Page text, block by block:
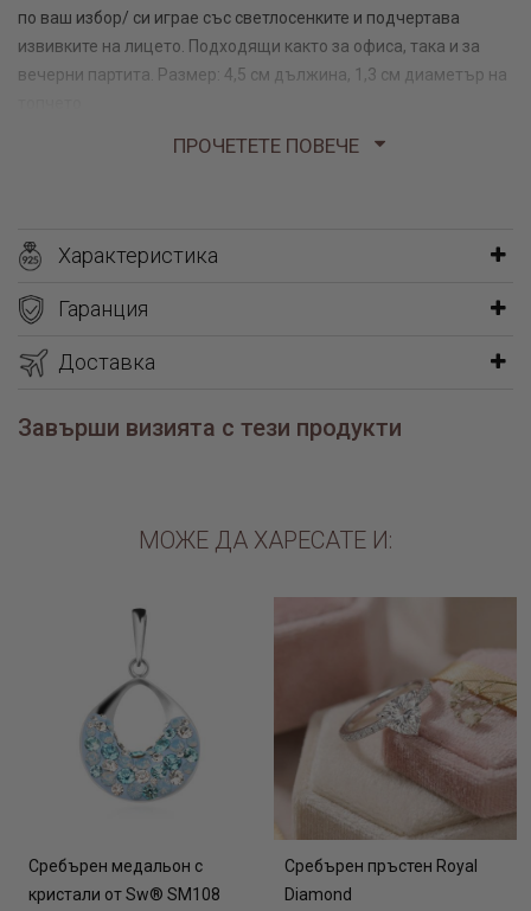
по ваш избор/ си играе със светлосенките и подчертава
извивките на лицето. Подходящи както за офиса, така и за
вечерни партита. Размер: 4,5 см дължина, 1,3 см диаметър на
ПРОЧЕТЕТЕ ПОВЕЧЕ
Характеристика
Гаранция
Доставка
Завърши визията с тези продукти
МОЖЕ ДА ХАРЕСАТЕ И:
Сребърен медальон с
кристали от Sw® SM108
Сребърен пръстен Royal
Diamond